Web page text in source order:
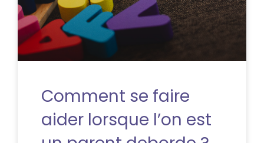
Comment se faire
aider lorsque l’on est